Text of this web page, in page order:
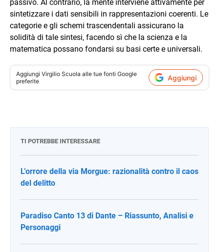
passivo. Al contrario, la mente interviene attivamente per
sintetizzare i dati sensibili in rappresentazioni coerenti. Le
categorie e gli schemi trascendentali assicurano la
solidità di tale sintesi, facendo sì che la scienza e la
matematica possano fondarsi su basi certe e universali.
Aggiungi Virgilio Scuola alle tue fonti Google
preferite
Aggiungi
TI POTREBBE INTERESSARE
L’orrore della via Morgue: razionalità contro il caos
del delitto
Paradiso Canto 13 di Dante – Riassunto, Analisi e
Personaggi